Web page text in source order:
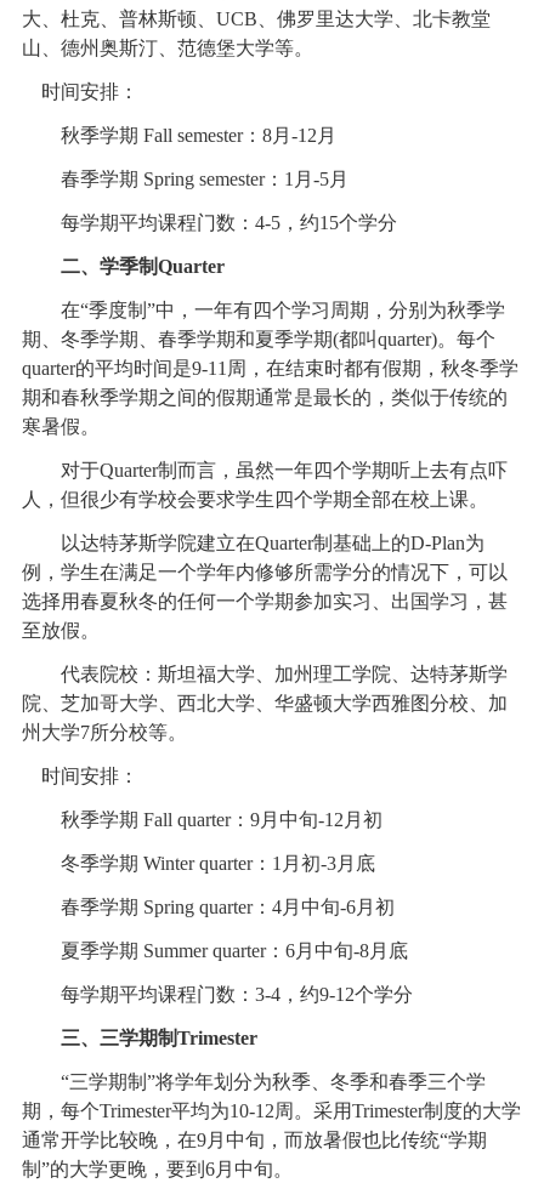
大、杜克、普林斯顿、UCB、佛罗里达大学、北卡教堂
山、德州奥斯汀、范德堡大学等。
时间安排：
秋季学期 Fall semester：8月-12月
春季学期 Spring semester：1月-5月
每学期平均课程门数：4-5，约15个学分
二、学季制Quarter
在“季度制”中，一年有四个学习周期，分别为秋季学
期、冬季学期、春季学期和夏季学期(都叫quarter)。每个
quarter的平均时间是9-11周，在结束时都有假期，秋冬季学
期和春秋季学期之间的假期通常是最长的，类似于传统的
寒暑假。
对于Quarter制而言，虽然一年四个学期听上去有点吓
人，但很少有学校会要求学生四个学期全部在校上课。
以达特茅斯学院建立在Quarter制基础上的D-Plan为
例，学生在满足一个学年内修够所需学分的情况下，可以
选择用春夏秋冬的任何一个学期参加实习、出国学习，甚
至放假。
代表院校：斯坦福大学、加州理工学院、达特茅斯学
院、芝加哥大学、西北大学、华盛顿大学西雅图分校、加
州大学7所分校等。
时间安排：
秋季学期 Fall quarter：9月中旬-12月初
冬季学期 Winter quarter：1月初-3月底
春季学期 Spring quarter：4月中旬-6月初
夏季学期 Summer quarter：6月中旬-8月底
每学期平均课程门数：3-4，约9-12个学分
三、三学期制Trimester
“三学期制”将学年划分为秋季、冬季和春季三个学
期，每个Trimester平均为10-12周。采用Trimester制度的大学
通常开学比较晚，在9月中旬，而放暑假也比传统“学期
制”的大学更晚，要到6月中旬。